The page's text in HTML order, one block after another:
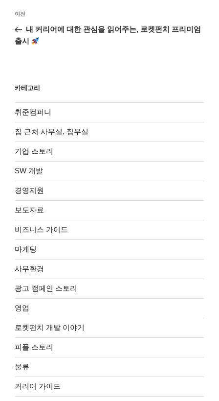
색
이
전
글
이전
내 커리어에 대한 관심을 읽어주는, 로켓펀치 프리미엄
출시
카테고리
취준컴퍼니
집 근처 사무실, 집무실
기업 스토리
SW 개발
경영지원
보도자료
비즈니스 가이드
마케팅
사무환경
광고 캠페인 스토리
영업
로켓펀치 개발 이야기
피플 스토리
물류
커리어 가이드